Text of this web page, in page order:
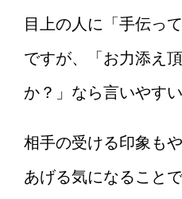
目上の人に「手伝っ
ですが、「お力添え
か？」なら言いやす
相手の受ける印象も
あげる気になることで